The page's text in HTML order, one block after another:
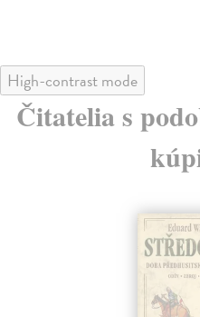
High-contrast mode
Čitatelia s